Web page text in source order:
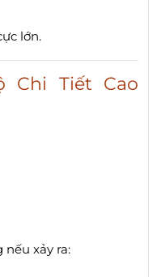
lớn.
Chi Tiết Cao
xảy ra: